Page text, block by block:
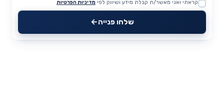
Website
קראתי ואני מאשר/ת קבלת מידע ושיווק לפי מדיניות הפרטיות
שלחו פנייה